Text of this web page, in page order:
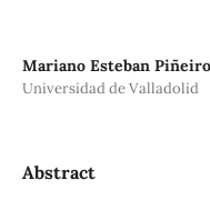
Mariano Esteban Piñeiro
Universidad de Valladolid
Abstract